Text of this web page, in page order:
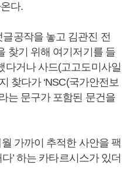
다.
공작을 놓고 김관진 전
찾기 위해 여기저기를 들
다거나 사드(고고도미사일
찾다가 ‘NSC(국가안전보
는 문구가 포함된 문건을
가까이 추적한 사안을 팩
’ 하는 카타르시스가 있더